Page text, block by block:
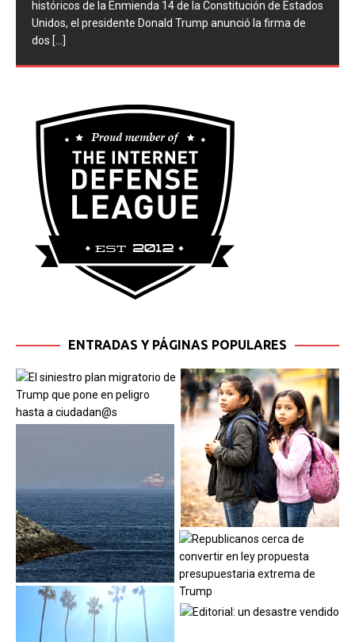
históricos de la Enmienda 14 de la Constitución de Estados
Unidos, el presidente Donald Trump anunció la firma de
[...]